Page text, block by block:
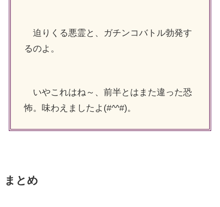
迫りくる悪霊と、ガチンコバトル勃発す
るのよ。
いやこれはね～、前半とはまた違った恐
怖。味わえましたよ(#^^#)。
まとめ